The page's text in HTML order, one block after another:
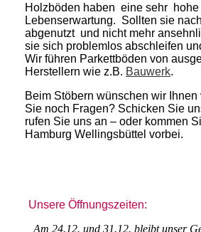
Holzböden haben eine sehr hohe
Lebenserwartung. Sollten sie
abgenutzt und nicht mehr
sie sich problemlos abschleifen
Wir führen Parkettböden von
Herstellern wie z.B. Bauwerk.
Beim Stöbern wünschen wir
Sie noch Fragen? Schicken Sie
rufen Sie uns an – oder kommen
Hamburg Wellingsbüttel vorbei.
Unsere Öffnungszeiten:
Am 24.12. und 31.12. bleibt unser